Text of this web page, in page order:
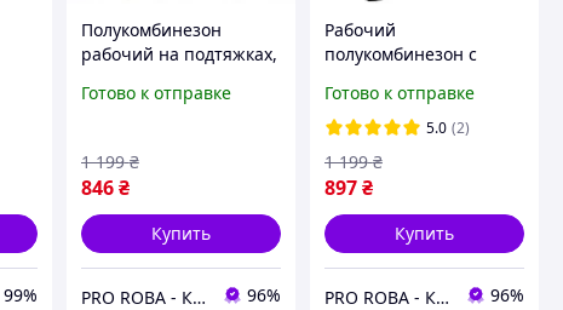
99%
Полукомбинезон
рабочий на подтяжках,
спецодежда для
качественная
Готово к отправке
846 ₴
1 199 ₴
Купить
PRO ROBA - КАЧЕСТВЕННАЯ РАБОЧАЯ ОДЕЖДА И ОБУВЬ ЗАЛОГ ВАШЕГО КОМФОРТА И БЕЗОПАСНОСТИ НА РАБОЧЕМ МЕСТ 96%
Рабочий
полукомбинезон с
спецодежда мужская,
роба для работ,
спецовка на лямках
качество
Готово к отправке
5.0 (2)
897₴
1 199 ₴
Купить
PRO ROBA - КАЧЕСТВЕННАЯ РАБОЧАЯ ОДЕЖДА И ОБУВЬ ЗАЛОГ ВАШЕГО КОМФОРТА И БЕЗОПАСНОСТИ НА РАБОЧЕМ МЕСТ 96%